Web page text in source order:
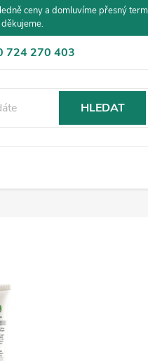
ceny a domluvíme přesný
724 270 403
HLEDAT